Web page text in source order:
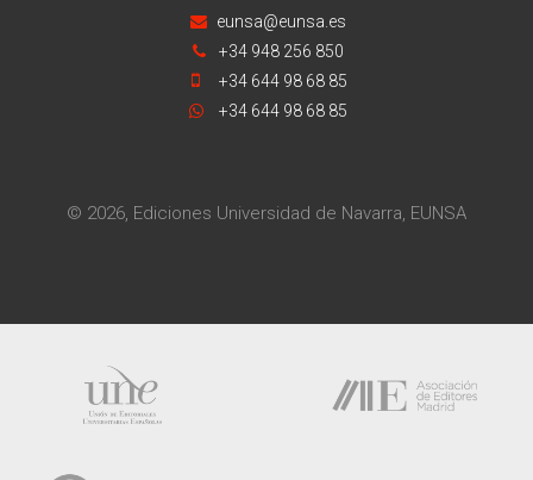
eunsa@eunsa.es
+34 948 256 850
+34 644 98 68 85
+34 644 98 68 85
© 2026, Ediciones Universidad de Navarra, EUNSA